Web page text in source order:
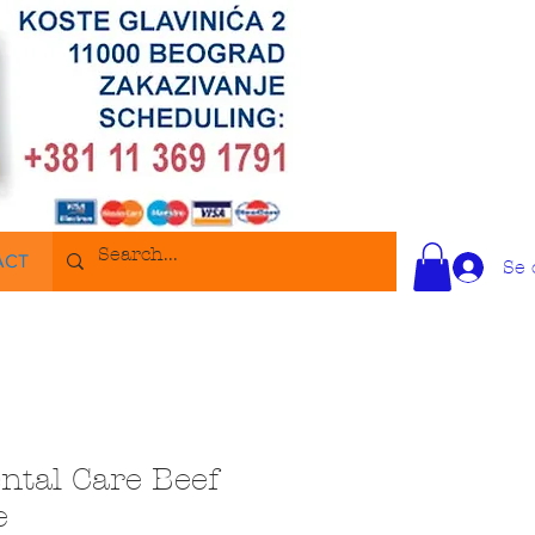
Se
Care Beef